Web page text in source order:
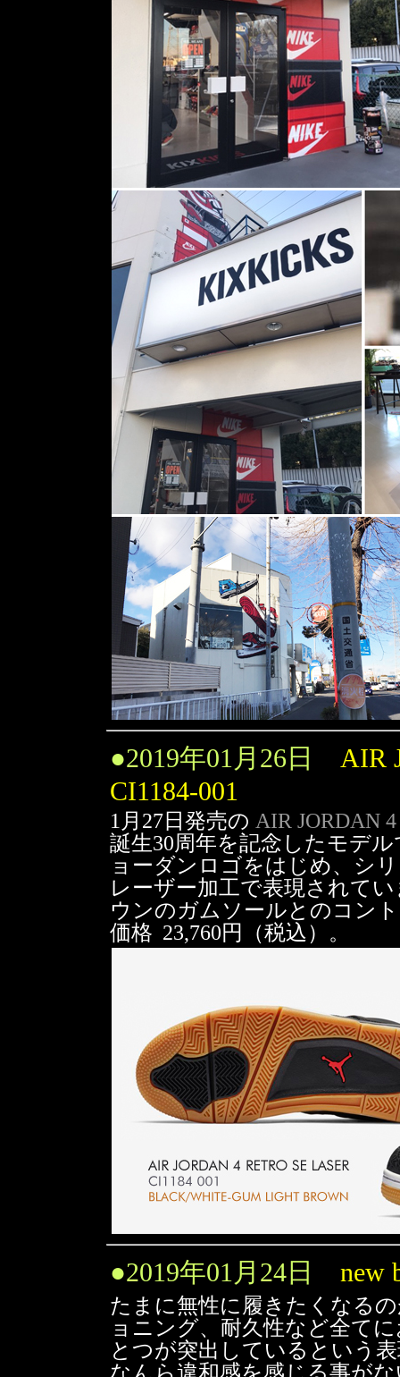
●2019年01月26日 AIR
CI1184-001
1月27日発売の AIR JORDAN
誕生30周年を記念したモデ
ョーダンロゴをはじめ、シ
レーザー加工で表現されて
ウンのガムソールとのコン
価格 23,760円（税込）。
●2019年01月24日 new
たまに無性に履きたくなる
ョニング、耐久性など全て
とつが突出しているという